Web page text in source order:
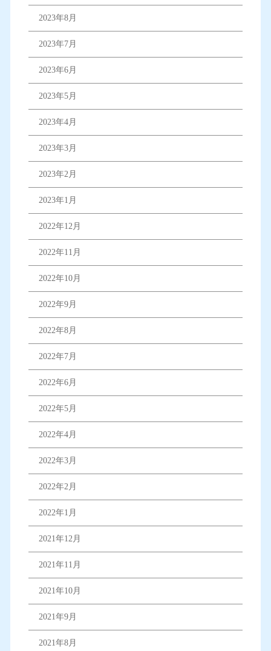
2023年8月
2023年7月
2023年6月
2023年5月
2023年4月
2023年3月
2023年2月
2023年1月
2022年12月
2022年11月
2022年10月
2022年9月
2022年8月
2022年7月
2022年6月
2022年5月
2022年4月
2022年3月
2022年2月
2022年1月
2021年12月
2021年11月
2021年10月
2021年9月
2021年8月